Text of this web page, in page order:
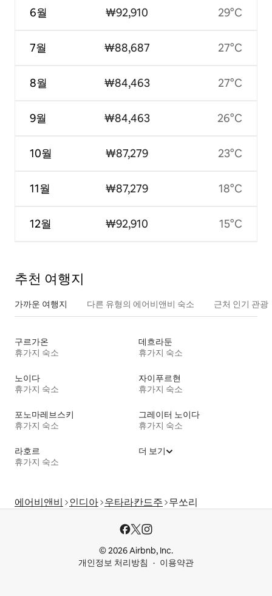
6월
7월
8월
9월
10월
11월
12월
₩92,910
₩88,687
₩84,463
₩84,463
₩87,279
₩87,279
₩92,910
29°C
27°C
27°C
26°C
23°C
18°C
15°C
추천 여행지
가까운 여행지 다른 유형의 에어비앤비 숙소 근처 인기 관광
구르가온
휴가지 숙소
데흐라둔
휴가지 숙소
노이다
휴가지 숙소
자이푸르현
휴가지 숙소
포노마레브스키
휴가지 숙소
그레이터 노이다
휴가지 숙소
라호르
휴가지 숙소
더 보기
에어비앤비 인디아 우타라칸드주 무쏘리
© 2026 Airbnb, Inc.
개인정보 처리방침
이용약관